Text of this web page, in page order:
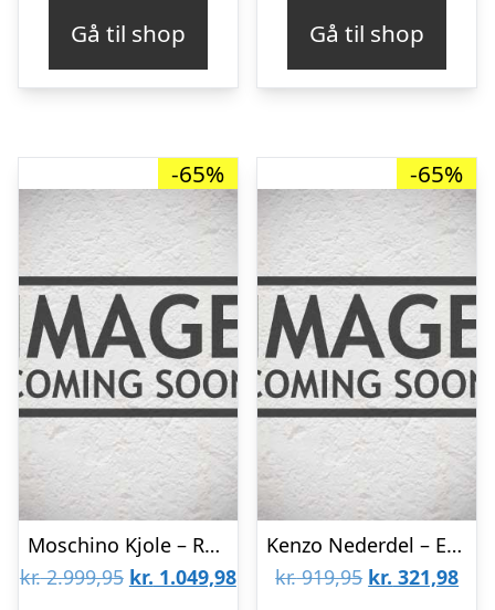
var:
kr. 549,95.kr. 192,48.
Gå til shop
var:
kr. 1.359,95.kr.
Gå til shop
-65%
Moschino Kjole – Rosastribet/Neongrøn
kr.2.999,95 Den
kr. 1.049,98Den
-65%
Kenzo Nederdel – Exclusive Edition – Bright Red/Sort m. Kenzos D
kr.919,95 Den
kr. 321,98Den